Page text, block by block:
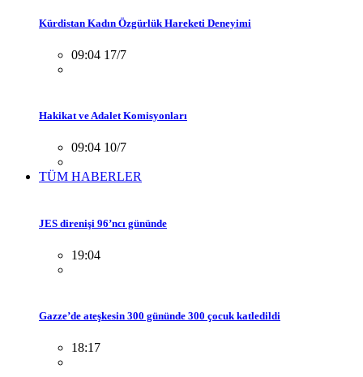
Kürdistan Kadın Özgürlük Hareketi Deneyimi
09:04 17/7
Hakikat ve Adalet Komisyonları
09:04 10/7
TÜM HABERLER
JES direnişi 96’ncı gününde
19:04
Gazze’de ateşkesin 300 gününde 300 çocuk katledildi
18:17